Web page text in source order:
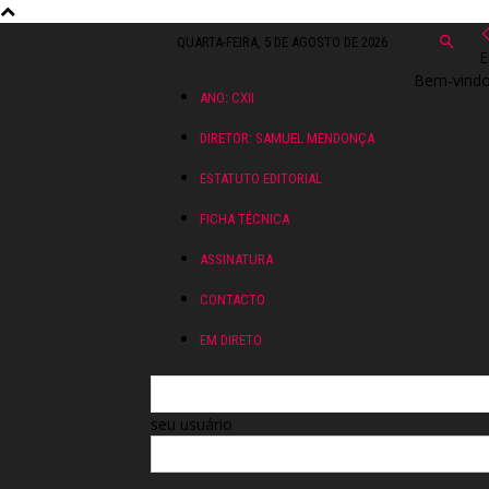
QUARTA-FEIRA, 5 DE AGOSTO DE 2026
ANO: CXII
DIRETOR: SAMUEL MENDONÇA
ESTATUTO EDITORIAL
FICHA TÉCNICA
ASSINATURA
CONTACTO
EM DIRETO
Bem-
seu usuário